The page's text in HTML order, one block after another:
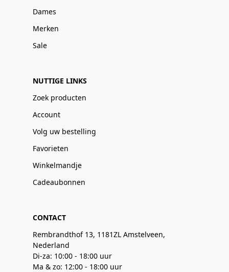
Dames
Merken
Sale
NUTTIGE LINKS
Zoek producten
Account
Volg uw bestelling
Favorieten
Winkelmandje
Cadeaubonnen
CONTACT
Rembrandthof 13, 1181ZL Amstelveen,
Nederland
Di-za: 10:00 - 18:00 uur
Ma & zo: 12:00 - 18:00 uur